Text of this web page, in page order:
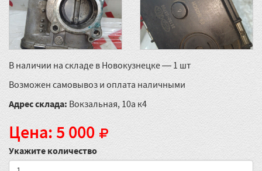
В наличии на складе в Новокузнецке — 1 шт
Возможен самовывоз и оплата наличными
Адрес склада: Вокзальная, 10а к4
Цена: 5 000
Укажите количество